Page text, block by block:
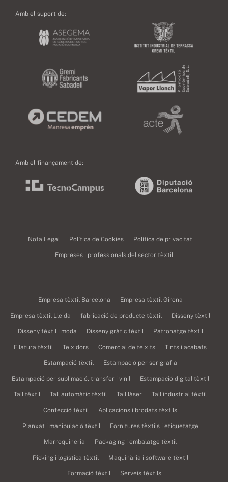
Amb el suport de:
Amb el finançament de:
Nota Legal Política de Cookies Política de privacitat
Empreses i professionals del sector tèxtil
Empresa tèxtil Barcelona Empresa tèxtil Girona
Empresa tèxtil Lleida fabricació de producte tèxtil Disseny tèxtil
Disseny tèxtil i moda Disseny gràfic tèxtil Patronatge tèxtil
Filatura tèxtil Teixidors Comercial de teixits Tints i acabats
Estampació tèxtil Estampació per serigrafia
Estampació per sublimació, transfer i vinil Estampació digital tèxtil
Tall tèxtil Tall automàtic tèxtil Tall làser Tall industrial tèxtil
Confecció tèxtil Aplicacions i brodats tèxtils
Planxat i manipulació tèxtil Fornitures tèxtils i etiquetatge
Marroquineria Packaging i embalatge tèxtil
Picking i logística tèxtil Maquinària i software tèxtil
Formació tèxtil Serveis tèxtils